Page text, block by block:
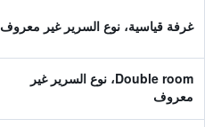
غرفة قياسية، نوع السرير غير معروف
Double room، نوع السرير غير
معروف